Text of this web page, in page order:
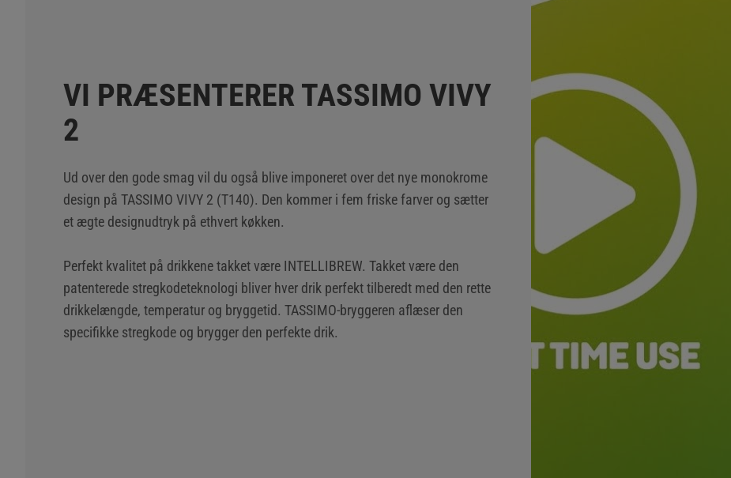
VI PRÆSENTERER TASSIMO VIVY
2
Ud over den gode smag vil du også blive imponeret over det nye monokrome
design på TASSIMO VIVY 2 (T140). Den kommer i fem friske farver og sætter
et ægte designudtryk på ethvert køkken.
Perfekt kvalitet på drikkene takket være INTELLIBREW. Takket være den
patenterede stregkodeteknologi bliver hver drik perfekt tilberedt med den rette
drikkelængde, temperatur og bryggetid. TASSIMO-bryggeren aflæser den
specifikke stregkode og brygger den perfekte drik.